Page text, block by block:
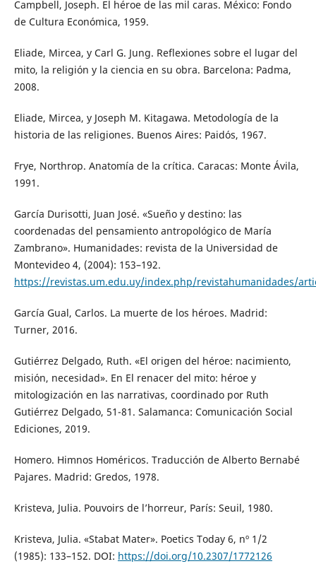
Campbell, Joseph. El héroe de las mil caras. México: Fondo
de Cultura Económica, 1959.
Eliade, Mircea, y Carl G. Jung. Reflexiones sobre el lugar del
mito, la religión y la ciencia en su obra. Barcelona: Padma,
2008.
Eliade, Mircea, y Joseph M. Kitagawa. Metodología de la
historia de las religiones. Buenos Aires: Paidós, 1967.
Frye, Northrop. Anatomía de la crítica. Caracas: Monte Ávila,
1991.
García Durisotti, Juan José. «Sueño y destino: las
coordenadas del pensamiento antropológico de María
Zambrano». Humanidades: revista de la Universidad de
Montevideo 4, (2004): 153–192.
https://revistas.um.edu.uy/index.php/revistahumanidades/
García Gual, Carlos. La muerte de los héroes. Madrid:
Turner, 2016.
Gutiérrez Delgado, Ruth. «El origen del héroe: nacimiento,
misión, necesidad». En El renacer del mito: héroe y
mitologización en las narrativas, coordinado por Ruth
Gutiérrez Delgado, 51-81. Salamanca: Comunicación Social
Ediciones, 2019.
Homero. Himnos Homéricos. Traducción de Alberto Bernabé
Pajares. Madrid: Gredos, 1978.
Kristeva, Julia. Pouvoirs de l’horreur, París: Seuil, 1980.
Kristeva, Julia. «Stabat Mater». Poetics Today 6, nº 1/2
(1985): 133–152. DOI: https://doi.org/10.2307/1772126